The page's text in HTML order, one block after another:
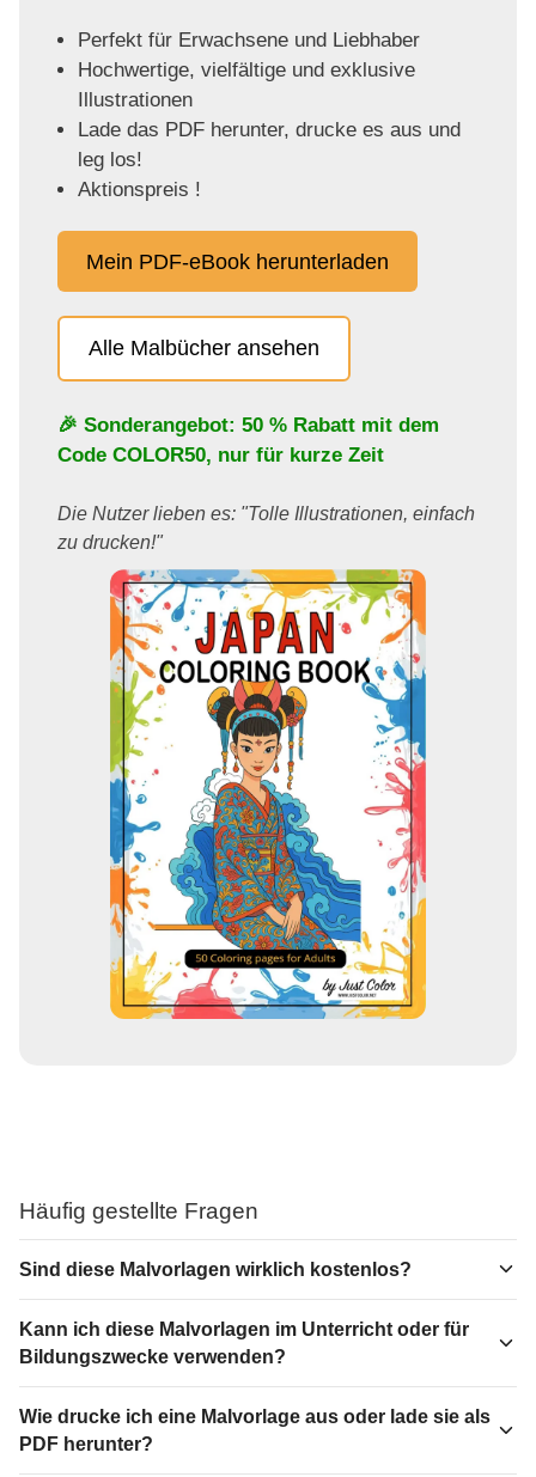
Perfekt für Erwachsene und Liebhaber
Hochwertige, vielfältige und exklusive
Illustrationen
Lade das PDF herunter, drucke es aus und
leg los!
Aktionspreis !
Mein PDF-eBook herunterladen
Alle Malbücher ansehen
🎉 Sonderangebot: 50 % Rabatt mit dem
Code COLOR50, nur für kurze Zeit
Die Nutzer lieben es: "Tolle Illustrationen, einfach
zu drucken!"
Häufig gestellte Fragen
Sind diese Malvorlagen wirklich kostenlos?
Kann ich diese Malvorlagen im Unterricht oder für
Bildungszwecke verwenden?
Wie drucke ich eine Malvorlage aus oder lade sie als
PDF herunter?